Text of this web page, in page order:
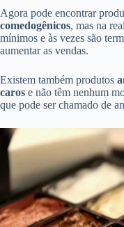
Agora pode encontrar
comedogênicos, mas na
mínimos e às vezes são
aumentar as vendas.
Existem também produtos
caros e não têm nenhum
que pode ser chamado de